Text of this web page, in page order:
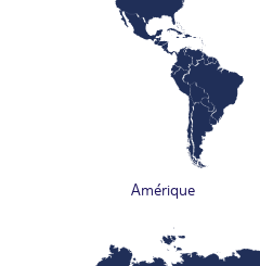
Amérique